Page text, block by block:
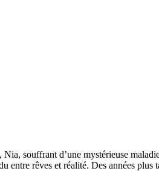
souffrant d’une mystérieuse
rêves et réalité. Des années